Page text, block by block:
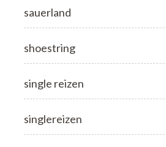
sauerland
shoestring
single reizen
singlereizen